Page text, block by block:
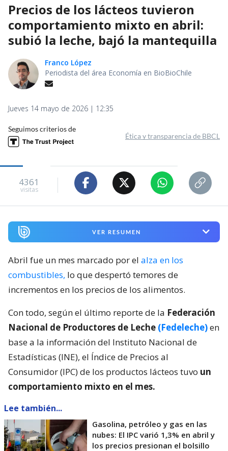
Precios de los lácteos tuvieron
comportamiento mixto en abril:
subió la leche, bajó la mantequilla
Franco López
Periodista del área Economía en BioBioChile
Jueves 14 mayo de 2026 | 12:35
Seguimos criterios de
Ética y transparencia de BBCL
4361
visitas
VER RESUMEN
Abril fue un mes marcado por el alza en los
combustibles, lo que despertó temores de
incrementos en los precios de los alimentos.
Con todo, según el último reporte de la Federación
Nacional de Productores de Leche (Fedeleche)en
base a la información del Instituto Nacional de
Estadísticas (INE), el Índice de Precios al
Consumidor (IPC) de los productos lácteos tuvo un
comportamiento mixto en el mes.
Lee también...
Gasolina, petróleo y gas en las
nubes: El IPC varió 1,3% en abril y
los precios presionan el bolsillo